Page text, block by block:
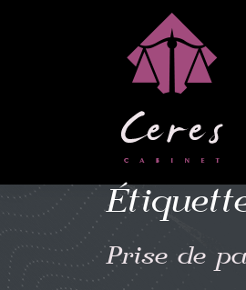
Prise de